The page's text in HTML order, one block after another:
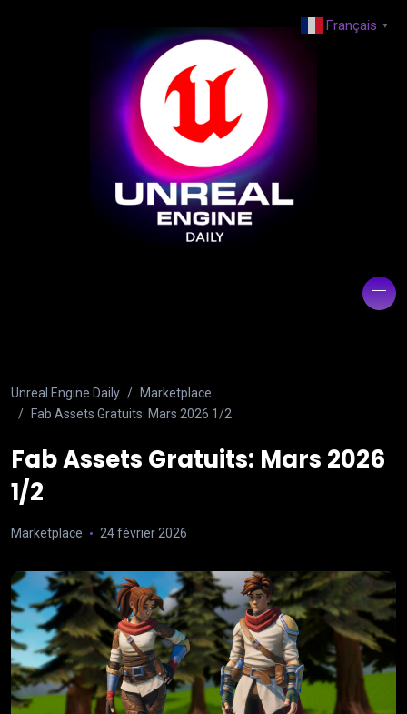
Unreal Engine Daily
Marketplace
Fab Assets Gratuits: Mars 2026 1/2
Fab Assets Gratuits: Mars 2026
1/2
Marketplace 24 février 2026
Français ▼